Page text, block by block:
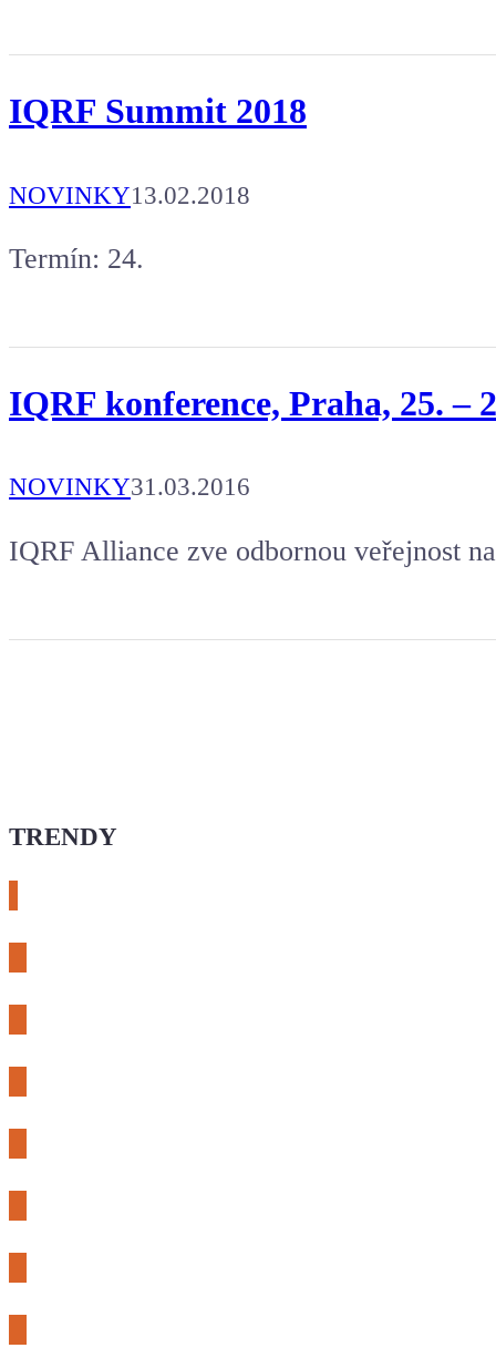
IQRF Summit 2018
NOVINKY13.02.2018
Termín: 24.
IQRF konference, Praha, 25. –
NOVINKY31.03.2016
IQRF Alliance zve odbornou veřejnost
TRENDY